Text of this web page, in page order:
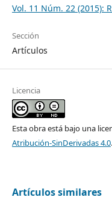
Vol. 11 Núm. 22 (2015):
Sección
Artículos
Licencia
Esta obra está bajo una
Atribución-SinDerivadas 4.0.
Artículos similares